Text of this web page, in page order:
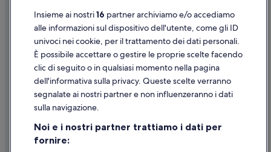
Foggia: Hotel con animali ammessi
Foggia: Hotel ecosostenibili
Foggia: Hotel per chi ama l'avventura
Foggia: Hotel all inclusive
Foggia: hotel Best Western
Foggia: Accor Hotels
Supporto
Assistenza clienti
Contattaci
Come cancellare un volo
Come modificare la prenotazione di un hotel o una casa vacanze
Utilizzare un coupon Expedia
Insieme ai nostri16 partner archiviamo e/o accediamo
alle informazioni sul dispositivo dell'utente, come gli ID
univoci nei cookie, per il trattamento dei dati personali.
È possibile accettare o gestire le proprie scelte facendo
clic di seguito o in qualsiasi momento nella pagina
dell'informativa sulla privacy. Queste scelte verranno
segnalate ai nostri partner e non influenzeranno i dati
sulla navigazione.
Noi e i nostri partner trattiamo i dati per
fornire: